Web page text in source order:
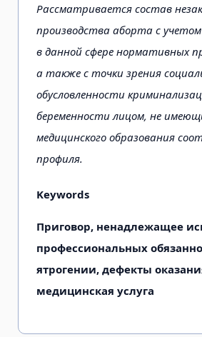
Рассматривается состав
производства аборта с
в данной сфере нормативных
а также с точки зрения
обусловленности
беременности лицом, не
медицинского образования
профиля.
Keywords
Приговор, ненадлежащее
профессиональных
ятрогении, дефекты
медицинская услуга